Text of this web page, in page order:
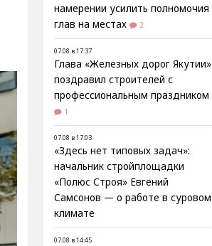
намерении усилить полномочия
глав на местах
2
07.08 в 17:37
Глава «Железных дорог Якутии»
поздравил строителей с
профессиональным праздником
1
07.08 в 17:03
«Здесь нет типовых задач»:
начальник стройплощадки
«Полюс Строя» Евгений
Самсонов — о работе в суровом
климате
07.08 в 14:45